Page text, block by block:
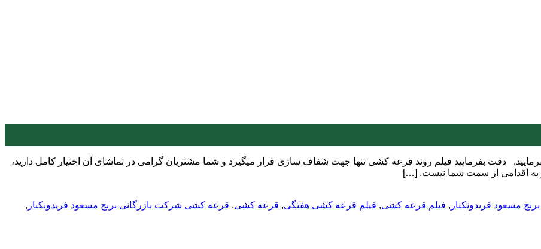
فیلم قرعه کشی هفته 225-228 را مشاهده بفرمایید. دقت بفرمایید فیلم روند قرعه کشی تنها جهت شفاف سازی قرار میگیرد و شما مشتریان گرامی در تماشای آن اختیار کامل دارید،
به اقدامی از سمت شما نیست. […]
مسعود فریدونکنار , فیلم قرعه کشی, فیلم قرعه کشی هفتگی, قرعه کشی, قرعه کشی شرکت بازرگانی برنج مسعود فریدونکنار ,